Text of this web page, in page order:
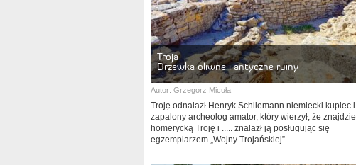
Troja
Drzewka oliwne i antyczne ruiny
Autor: Grzegorz Micuła
Troję odnalazł Henryk Schliemann niemiecki kupiec i
zapalony archeolog amator, który wierzył, że znajdzie
homerycką Troję i ..... znalazł ją posługując się
egzemplarzem „Wojny Trojańskiej”.